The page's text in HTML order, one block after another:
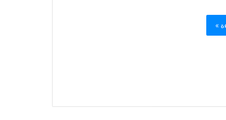
»